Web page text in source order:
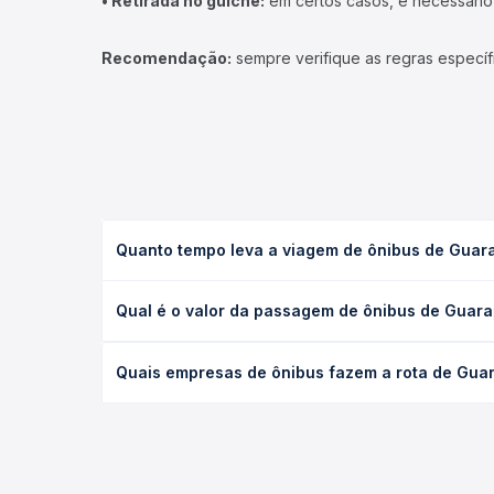
Recomendação: sempre verifique as regras
Quanto tempo leva a viagem de ônibus de
(convencional, executivo ou leito) e as condições
Qual é o valor da passagem de ônibus de
o tipo de poltrona e a antecedência da compra.
Quais empresas de ônibus fazem a rota de